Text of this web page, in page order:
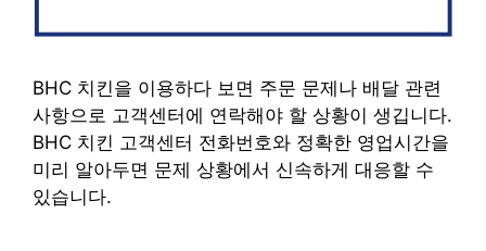
BHC 치킨을 이용하다 보면 주문 문제나 배달 관련
사항으로 고객센터에 연락해야 할 상황이 생깁니다.
BHC 치킨 고객센터 전화번호와 정확한 영업시간을
미리 알아두면 문제 상황에서 신속하게 대응할 수
있습니다.